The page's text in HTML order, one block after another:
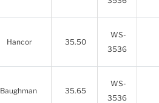
Hancor 35.50
WS-
3536
Baughman 35.65
WS-
3536